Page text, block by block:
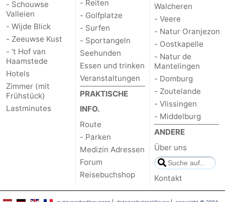
- Schouwse
Valleien
- Wijde Blick
- Zeeuwse Kust
- ’t Hof van
Haamstede
Hotels
Zimmer (mit
Frühstück)
Lastminutes
- Reiten
- Golfplatze
- Surfen
- Sportangeln
Seehunden
Essen und trinken
Veranstaltungen
PRAKTISCHE
INFO.
Route
- Parken
Medizin Adressen
Forum
Reisebuchshop
Walcheren
- Veere
- Natur Oranjezon
- Oostkapelle
- Natur de
Mantelingen
- Domburg
- Zoutelande
- Vlissingen
- Middelburg
ANDERE
Über uns
Kontakt